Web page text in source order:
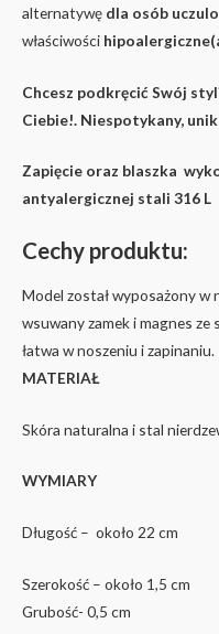
alternatywę dla osób
właściwości
Chcesz podkręcić Swój
Ciebie!. Niespotykany,
Zapięcie oraz blaszka
antyalergicznej stali 316 L
Cechy produktu:
Model został wyposażony w
wsuwany zamek i magnes
łatwa w noszeniu i zapinaniu.
MATERIAŁ
Skóra naturalna i stal
WYMIARY
Długość – około 22 cm
Szerokość – około 1,5 cm
Grubość- 0,5 cm